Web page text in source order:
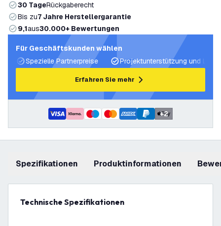
30 TageRückgaberecht
Bis zu7 Jahre Herstellergarantie
9,1aus30.000+ Bewertungen
Für Geschäftskunden wählen
Spezielle Partnerpreise
Projektunterstützung und
Erfahren Sie mehr
+2
Spezifikationen Produktinformationen
Technische Spezifikationen